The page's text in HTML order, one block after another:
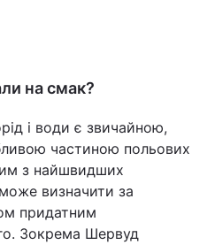
на смак?
і води є звичайною,
частиною польових
з найшвидших
може визначити за
придатним
Зокрема Шервуд